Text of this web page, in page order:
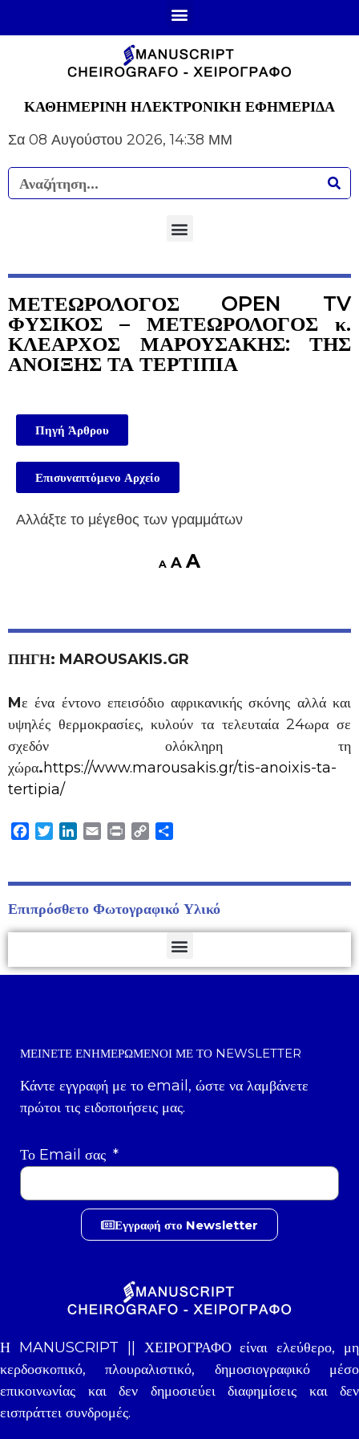
ΚΑΘΗΜΕΡΙΝΗ ΗΛΕΚΤΡΟΝΙΚΗ ΕΦΗΜΕΡΙΔΑ
Σα 08 Αυγούστου 2026, 14:38 ΜΜ
ΜΕΤΕΩΡΟΛΟΓΟΣ OPEN TV
ΦΥΣΙΚΟΣ – ΜΕΤΕΩΡΟΛΟΓΟΣ κ.
ΚΛΕΑΡΧΟΣ ΜΑΡΟΥΣΑΚΗΣ: ΤΗΣ
ΑΝΟΙΞΗΣ ΤΑ ΤΕΡΤΙΠΙΑ
Πηγή Άρθρου
Επισυναπτόμενο Αρχείο
Αλλάξτε το μέγεθος των γραμμάτων
A A A
ΠΗΓΗ: MAROUSAKIS.GR
Mε ένα έντονο επεισόδιο αφρικανικής σκόνης αλλά και
υψηλές θερμοκρασίες, κυλούν τα τελευταία 24ωρα σε
σχεδόν ολόκληρη τη
χώρα.https://www.marousakis.gr/tis-anoixis-ta-
tertipia/
Facebook
TwitterLinkedIn
EmailPrint Copy
Επιπρόσθετο Φωτογραφικό Υλικό
ΜΕΊΝΕΤΕ ΕΝΗΜΕΡΩΜΈΝΟΙ ΜΕ ΤΟ NEWSLETTER
Κάντε εγγραφή με το email, ώστε να λαμβάνετε
πρώτοι τις ειδοποιήσεις μας.
Το Email σας
Εγγραφή στο Newsletter
Η MANUSCRIPT || ΧΕΙΡΟΓΡΑΦΟ είναι ελεύθερο, μη
κερδοσκοπικό, πλουραλιστικό, δημοσιογραφικό μέσο
επικοινωνίας και δεν δημοσιεύει διαφημίσεις και δεν
εισπράττει συνδρομές.